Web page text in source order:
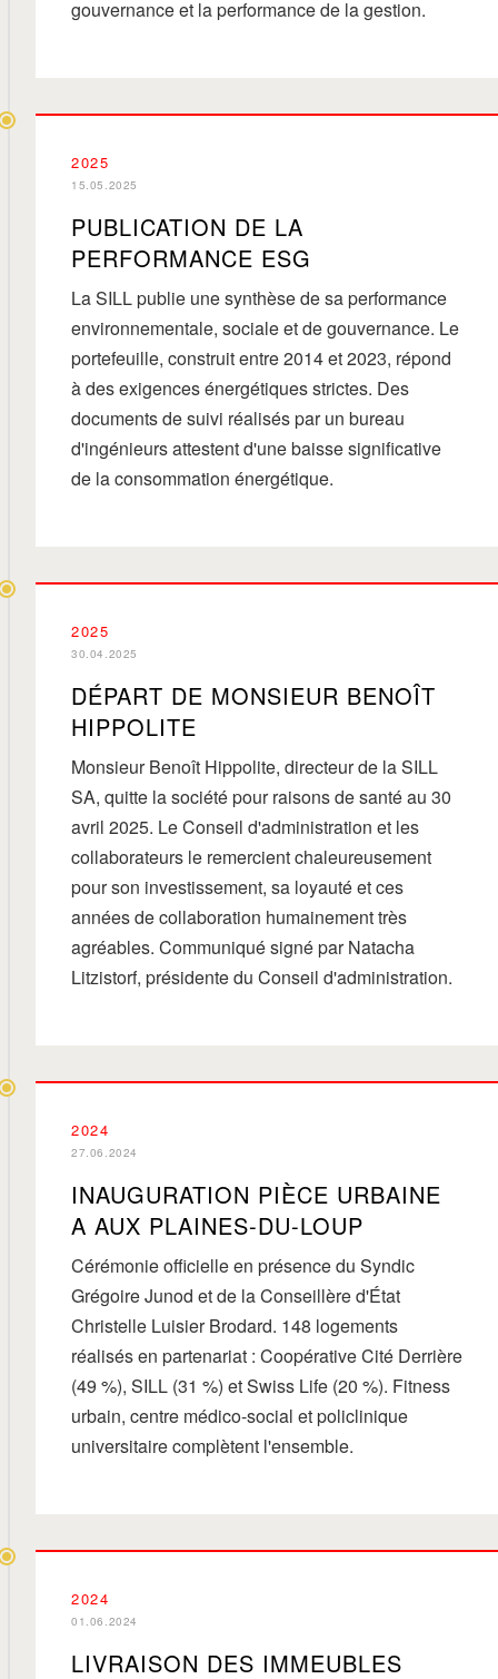
gouvernance et la performance de la gestion.
2025
15.05.2025
PUBLICATION DE LA
PERFORMANCE ESG
La SILL publie une synthèse de sa performance
environnementale, sociale et de gouvernance. Le
portefeuille, construit entre 2014 et 2023, répond
à des exigences énergétiques strictes. Des
documents de suivi réalisés par un bureau
d'ingénieurs attestent d'une baisse significative
de la consommation énergétique.
2025
30.04.2025
DÉPART DE MONSIEUR BENOÎT
HIPPOLITE
Monsieur Benoît Hippolite, directeur de la SILL
SA, quitte la société pour raisons de santé au 30
avril 2025. Le Conseil d'administration et les
collaborateurs le remercient chaleureusement
pour son investissement, sa loyauté et ces
années de collaboration humainement très
agréables. Communiqué signé par Natacha
Litzistorf, présidente du Conseil d'administration.
2024
27.06.2024
INAUGURATION PIÈCE URBAINE
A AUX PLAINES-DU-LOUP
Cérémonie officielle en présence du Syndic
Grégoire Junod et de la Conseillère d'État
Christelle Luisier Brodard. 148 logements
réalisés en partenariat : Coopérative Cité Derrière
(49 %), SILL (31 %) et Swiss Life (20 %). Fitness
urbain, centre médico-social et policlinique
universitaire complètent l'ensemble.
2024
01.06.2024
LIVRAISON DES IMMEUBLES